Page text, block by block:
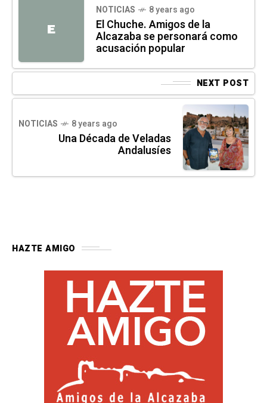
E
NOTICIAS 8 years ago
El Chuche. Amigos de la
Alcazaba se personará como
acusación popular
NEXT POST
NOTICIAS 8 years ago
Una Década de Veladas
Andalusíes
HAZTE AMIGO